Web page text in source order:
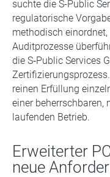
suchte die S-Public
regulatorische
methodisch
Auditprozesse
die S‑Public Services
reinen Erfüllung
einer
laufenden Betrieb.
Erweiterter
neue